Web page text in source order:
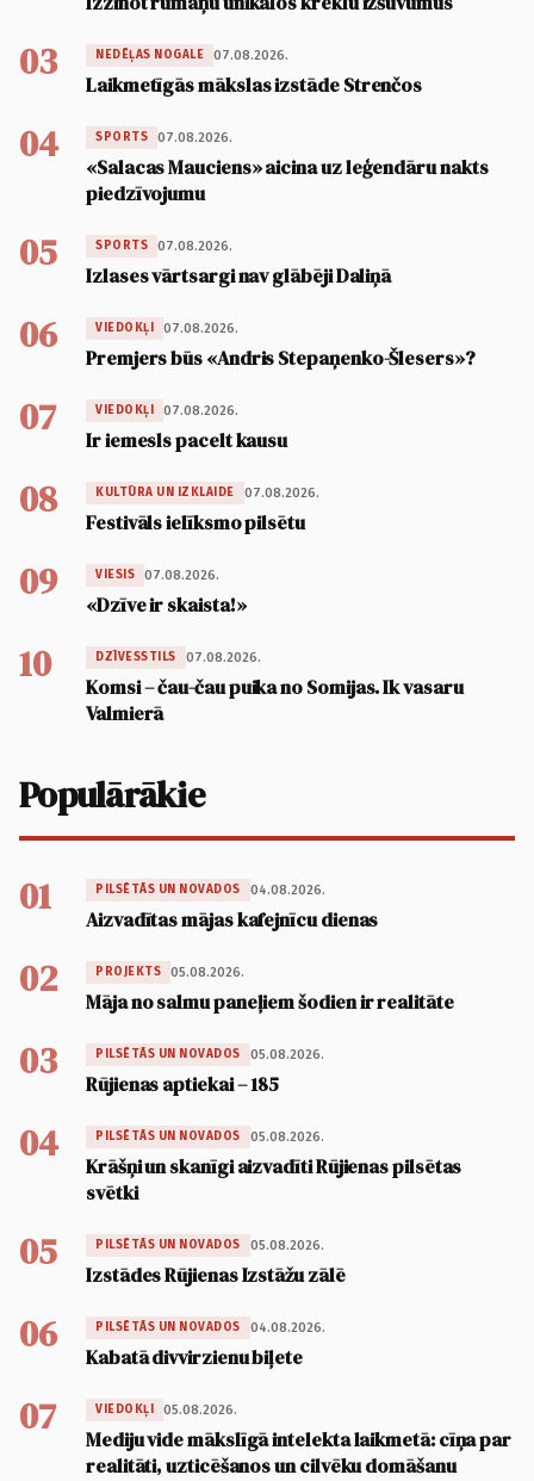
03 NEDĒĻAS NOGALE 07.08.2026.
Laikmetīgās mākslas izstāde Strenčos
04 SPORTS 07.08.2026.
«Salacas Mauciens» aicina uz leģendāru nakts
piedzīvojumu
05 SPORTS 07.08.2026.
Izlases vārtsargi nav glābēji Daliņā
06 VIEDOKĻI 07.08.2026.
Premjers būs «Andris Stepaņenko-Šlesers»?
07 VIEDOKĻI 07.08.2026.
Ir iemesls pacelt kausu
08 KULTŪRA UN IZKLAIDE 07.08.2026.
Festivāls ielīksmo pilsētu
09 VIESIS 07.08.2026.
«Dzīve ir skaista!»
10 DZĪVESSTILS 07.08.2026.
Komsi – čau-čau puika no Somijas. Ik vasaru
Valmierā
Populārākie
01 PILSĒTĀS UN NOVADOS 04.08.2026.
Aizvadītas mājas kafejnīcu dienas
02 PROJEKTS 05.08.2026.
Māja no salmu paneļiem šodien ir realitāte
03 PILSĒTĀS UN NOVADOS 05.08.2026.
Rūjienas aptiekai – 185
04 PILSĒTĀS UN NOVADOS 05.08.2026.
Krāšņi un skanīgi aizvadīti Rūjienas pilsētas
svētki
05 PILSĒTĀS UN NOVADOS 05.08.2026.
Izstādes Rūjienas Izstāžu zālē
06 PILSĒTĀS UN NOVADOS 04.08.2026.
Kabatā divvirzienu biļete
07 VIEDOKĻI 05.08.2026.
Mediju vide mākslīgā intelekta laikmetā: cīņa par
realitāti, uzticēšanos un cilvēku domāšanu